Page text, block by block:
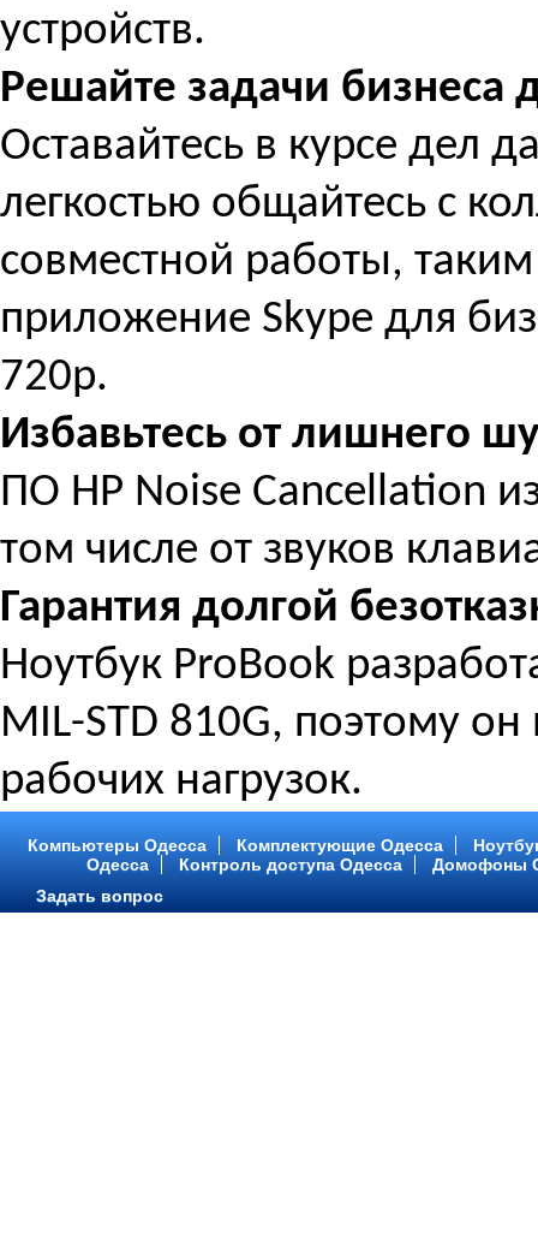
устройств.
Решайте задачи бизнеса
Оставайтесь в курсе дел
легкостью общайтесь с
совместной работы,
приложение Skype для
720p.
Избавьтесь от лишнего
ПО HP Noise Cancellation
том числе от звуков
Гарантия долгой
Ноутбук ProBook
MIL-STD 810G, поэтому
рабочих нагрузок.
Компьютеры Одесса Комплектующие Одесса
Одесса
Контроль доступа Одесса
Домофоны
Задать вопрос